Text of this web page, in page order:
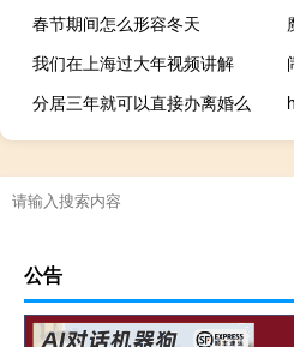
春节期间怎么形容冬天
我们在上海过大年视频讲解
分居三年就可以直接办离婚么
公告